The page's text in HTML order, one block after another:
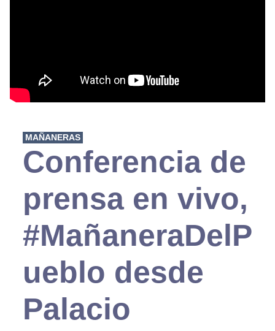
MAÑANERAS
Conferencia de
prensa en vivo,
#MañaneraDelP
ueblo desde
Palacio